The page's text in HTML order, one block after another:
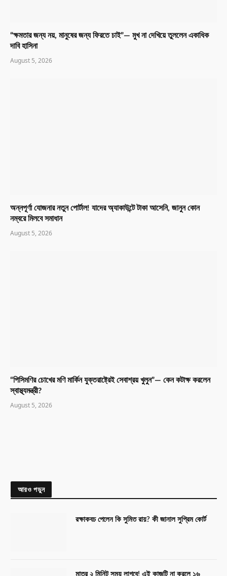
“ক্ষমতার জন্য নয়, মানুষের জন্য ফিরতে চাই”— মুখ না দেখিয়ে তুললেন একাধিক
দাবি হাসিনা
August 5, 2026
অন্নপূর্ণা যোজনার নতুন পোর্টাল! যাদের অ্যাকাউন্টে টাকা আসেনি, জানুন কোন
নম্বরে মিলবে সমাধান
August 5, 2026
“পিসিমণির চোখের মণি মার্কিন যুক্তরাষ্ট্রেই সেবাশ্রয় খুলুন”— কেন কটাক্ষ করলেন
স্বাস্থ্যমন্ত্রী?
August 5, 2026
আরও পড়ুন
রক্ষাকবচ পেলেন কি সুমিত রায়? কী জানাল সুপ্রিম কোর্ট
মাত্র ২ মিনিট সময় লাগবে! এই কাজটি না করলে ১৬